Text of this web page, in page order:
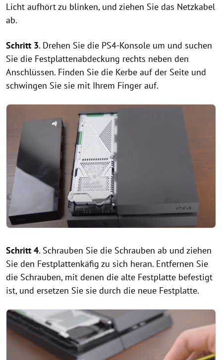
Licht aufhört zu blinken, und ziehen Sie das Netzkabel
ab.
Schritt 3. Drehen Sie die PS4-Konsole um und suchen
Sie die Festplattenabdeckung rechts neben den
Anschlüssen. Finden Sie die Kerbe auf der Seite und
schwingen Sie sie mit Ihrem Finger auf.
Schritt 4. Schrauben Sie die Schrauben ab und ziehen
Sie den Festplattenkäfig zu sich heran. Entfernen Sie
die Schrauben, mit denen die alte Festplatte befestigt
ist, und ersetzen Sie sie durch die neue Festplatte.